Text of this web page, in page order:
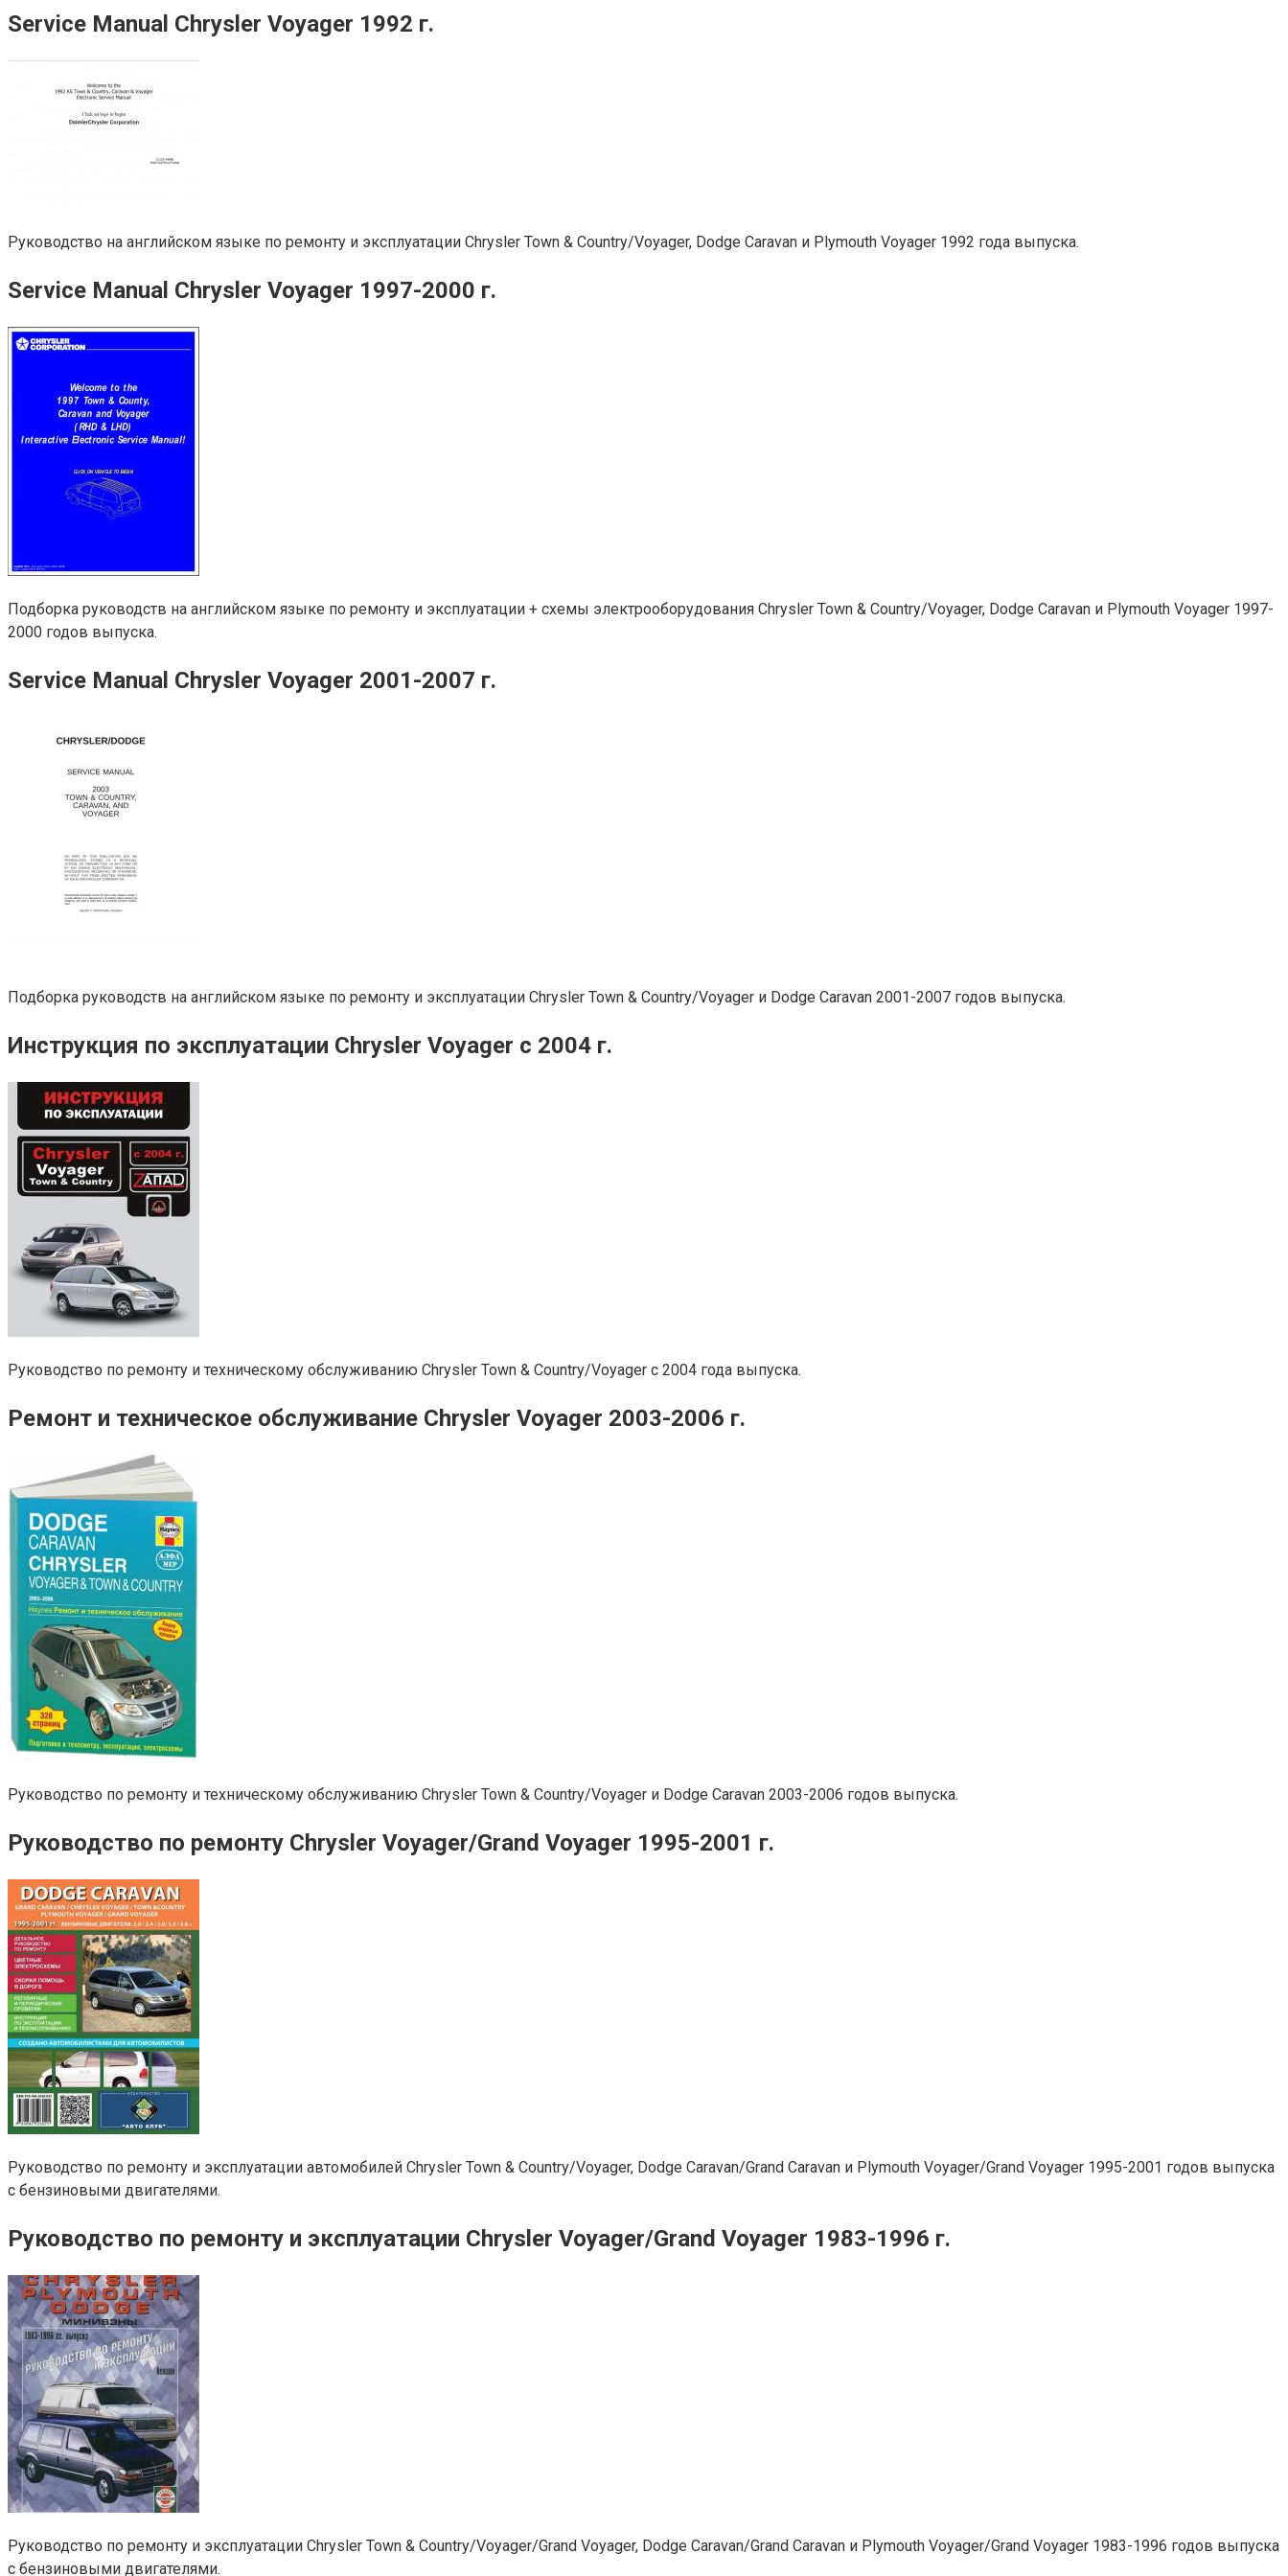
Service Manual Chrysler Voyager 1992 г.
Руководство на английском языке по ремонту и эксплуатации Chrysler Town & Country/Voyager, Dodge Caravan и Plymouth Voyager 1992 года выпуска.
Service Manual Chrysler Voyager 1997-2000 г.
Подборка руководств на английском языке по ремонту и эксплуатации + схемы электрооборудования Chrysler Town & Country/Voyager, Dodge Caravan и Plymouth Voyager 1997-
2000 годов выпуска.
Service Manual Chrysler Voyager 2001-2007 г.
Подборка руководств на английском языке по ремонту и эксплуатации Chrysler Town & Country/Voyager и Dodge Caravan 2001-2007 годов выпуска.
Инструкция по эксплуатации Chrysler Voyager с 2004 г.
Руководство по ремонту и техническому обслуживанию Chrysler Town & Country/Voyager с 2004 года выпуска.
Ремонт и техническое обслуживание Chrysler Voyager 2003-2006 г.
Руководство по ремонту и техническому обслуживанию Chrysler Town & Country/Voyager и Dodge Caravan 2003-2006 годов выпуска.
Руководство по ремонту Chrysler Voyager/Grand Voyager 1995-2001 г.
Руководство по ремонту и эксплуатации автомобилей Chrysler Town & Country/Voyager, Dodge Caravan/Grand Caravan и Plymouth Voyager/Grand Voyager 1995-2001 годов выпуска
с бензиновыми двигателями.
Руководство по ремонту и эксплуатации Chrysler Voyager/Grand Voyager 1983-1996 г.
Руководство по ремонту и эксплуатации Chrysler Town & Country/Voyager/Grand Voyager, Dodge Caravan/Grand Caravan и Plymouth Voyager/Grand Voyager 1983-1996 годов выпуска
с бензиновыми двигателями.